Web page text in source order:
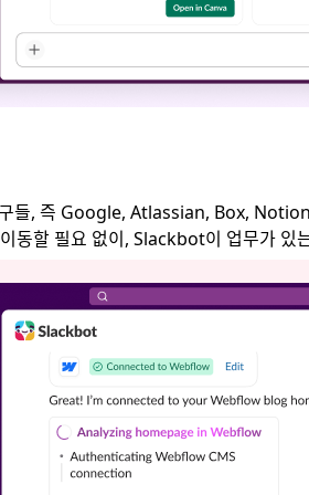
들, 즉 Google, Atlassian, Box,
동할 필요 없이, Slackbot이 업무가 있